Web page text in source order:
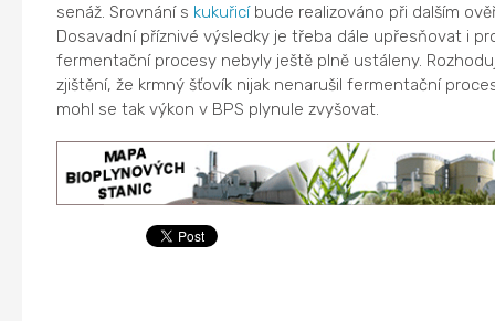
senáž. Srovnání s kukuřicíbude realizováno při dalším
Dosavadní příznivé výsledky je třeba dále upřesňovat i
fermentační procesy nebyly ještě plně ustáleny.
zjištění, že krmný šťovík nijak nenarušil fermentační
mohl se tak výkon v BPS plynule zvyšovat.